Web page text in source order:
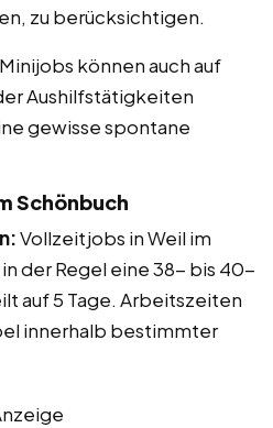
zu berücksichtigen.
Minijobs können auch auf
Aushilfstätigkeiten
gewisse spontane
Schönbuch
Vollzeitjobs in Weil im
der Regel eine 38- bis 40-
auf 5 Tage. Arbeitszeiten
innerhalb bestimmter